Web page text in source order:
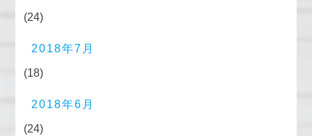
(24)
2018年7月
(18)
2018年6月
(24)